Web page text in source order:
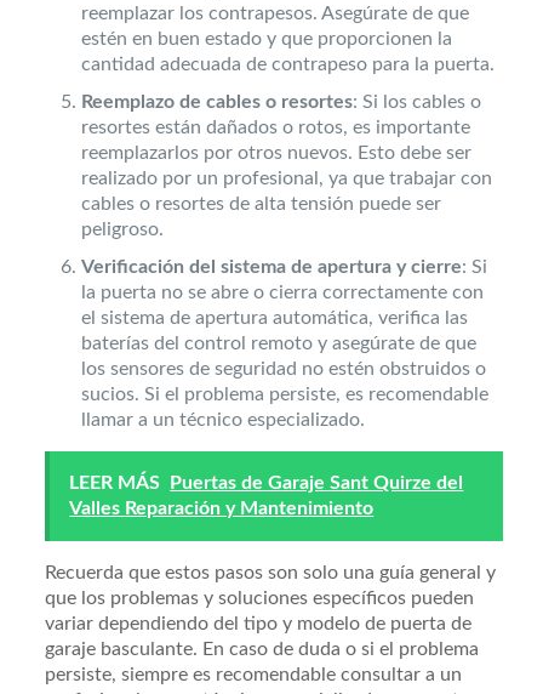
reemplazar los contrapesos. Asegúrate de que
estén en buen estado y que proporcionen la
cantidad adecuada de contrapeso para la puerta.
Reemplazo de cables o resortes: Si los cables o
resortes están dañados o rotos, es importante
reemplazarlos por otros nuevos. Esto debe ser
realizado por un profesional, ya que trabajar con
cables o resortes de alta tensión puede ser
peligroso.
Verificación del sistema de apertura y cierre: Si
la puerta no se abre o cierra correctamente con
el sistema de apertura automática, verifica las
baterías del control remoto y asegúrate de que
los sensores de seguridad no estén obstruidos o
sucios. Si el problema persiste, es recomendable
llamar a un técnico especializado.
LEER MÁS
Puertas de Garaje Sant Quirze del
Valles Reparación y Mantenimiento
Recuerda que estos pasos son solo una guía general y
que los problemas y soluciones específicos pueden
variar dependiendo del tipo y modelo de puerta de
garaje basculante. En caso de duda o si el problema
persiste, siempre es recomendable consultar a un